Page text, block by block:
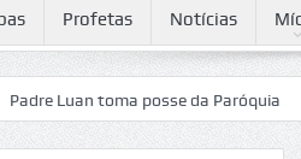
Profetas Notícias
toma posse da Paróquia